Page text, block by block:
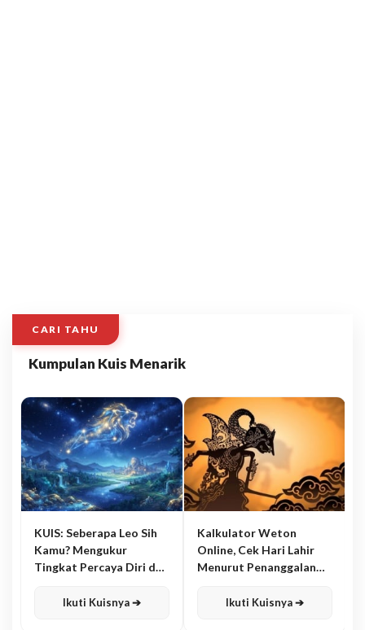
CARI TAHU
Kumpulan Kuis Menarik
KUIS: Seberapa Leo Sih
Kamu? Mengukur
Tingkat Percaya Diri dan
Ikuti Kuisnya ➔
Kalkulator Weton
Online, Cek Hari Lahir
Menurut Penanggalan
Ikuti Kuisnya ➔